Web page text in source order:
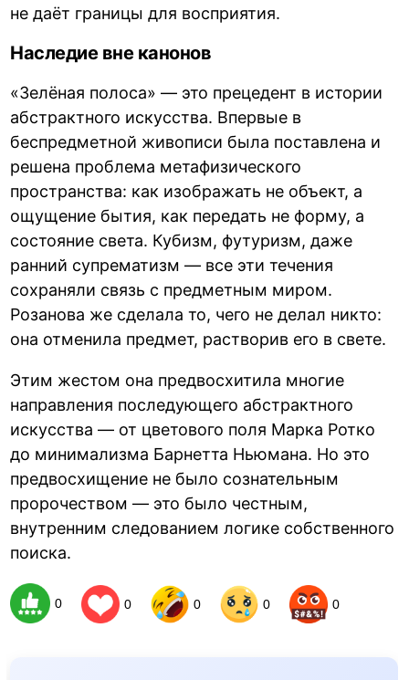
не даёт границы для восприятия.
Наследие вне канонов
«Зелёная полоса» — это прецедент в истории
абстрактного искусства. Впервые в
беспредметной живописи была поставлена и
решена проблема метафизического
пространства: как изображать не объект, а
ощущение бытия, как передать не форму, а
состояние света. Кубизм, футуризм, даже
ранний супрематизм — все эти течения
сохраняли связь с предметным миром.
Розанова же сделала то, чего не делал никто:
она отменила предмет, растворив его в свете.
Этим жестом она предвосхитила многие
направления последующего абстрактного
искусства — от цветового поля Марка Ротко
до минимализма Барнетта Ньюмана. Но это
предвосхищение не было сознательным
пророчеством — это было честным,
внутренним следованием логике собственного
поиска.
0 0 0 0 0